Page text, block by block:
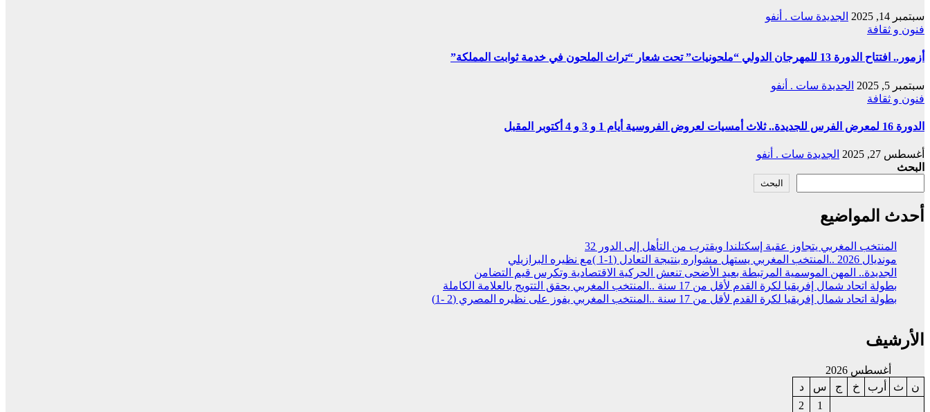
سبتمبر 14, 2025
الجديدة سات . أنفو
فنون و ثقافة
أزمور.. افتتاح الدورة 13 للمهرجان الدولي “ملحونيات” تحت شعار “تراث الملحون في خدمة ثوابت المملكة”
سبتمبر 5, 2025
الجديدة سات . أنفو
فنون و ثقافة
الدورة 16 لمعرض الفرس للجديدة.. ثلاث أمسيات لعروض اﻟﻔﺮوﺳﻴﺔ أيام 1 و 3 و 4 أكتوبر المقبل
أغسطس 27, 2025
الجديدة سات . أنفو
البحث
البحث
أحدث المواضيع
المنتخب المغربي يتجاوز عقبة إسكتلندا ويقترب من التأهل إلى الدور 32
مونديال 2026 ..المنتخب المغربي يستهل مشواره بنتيجة التعادل (1-1 )مع نظيره البرازيلي
الجديدة.. المهن الموسمية المرتبطة بعيد الأضحى تنعش الحركية الاقتصادية وتكرس قيم التضامن
بطولة اتحاد شمال إفريقيا لكرة القدم لأقل من 17 سنة ..المنتخب المغربي يحقق التتويج بالعلامة الكاملة
بطولة اتحاد شمال إفريقيا لكرة القدم لأقل من 17 سنة ..المنتخب المغربي يفوز على نظيره المصري (2 -1)
الأرشيف
أغسطس 2026
ن
ث أرب خ ج س
د
1
2